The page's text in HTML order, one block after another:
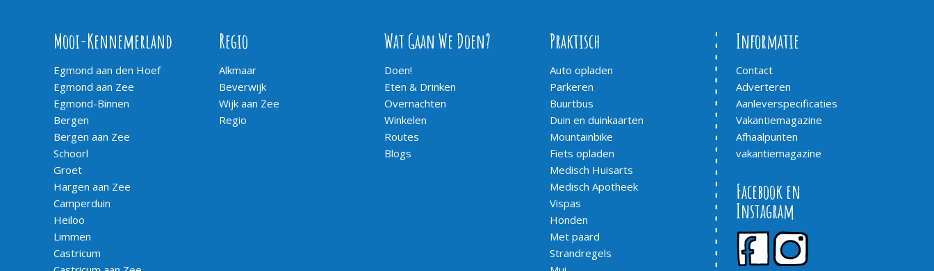
Mooi-Kennemerland
Egmond aan den Hoef
Egmond aan Zee
Egmond-Binnen
Bergen
Bergen aan Zee
Schoorl
Groet
Hargen aan Zee
Camperduin
Heiloo
Limmen
Castricum
Regio
Alkmaar
Beverwijk
Wijk aan Zee
Regio
Wat Gaan We Doen?
Doen!
Eten & Drinken
Overnachten
Winkelen
Routes
Blogs
Praktisch
Auto opladen
Parkeren
Buurtbus
Duin en duinkaarten
Mountainbike
Fiets opladen
Medisch Huisarts
Medisch Apotheek
Vispas
Honden
Met paard
Strandregels
Informatie
Contact
Adverteren
Aanleverspecificaties
Vakantiemagazine
Afhaalpunten
vakantiemagazine
Facebook en
Instagram